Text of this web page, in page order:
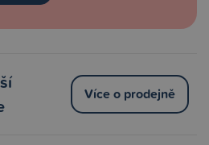
Více o prodejně